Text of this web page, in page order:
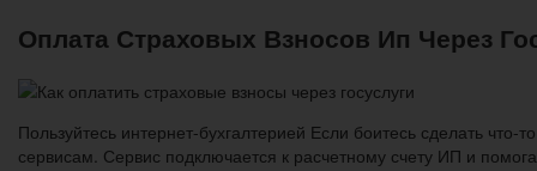
Оплата Страховых Взносов Ип Через
Пользуйтесь интернет-бухгалтерией Если боитесь сделать
сервисам. Сервис подключается к расчетному счету ИП и